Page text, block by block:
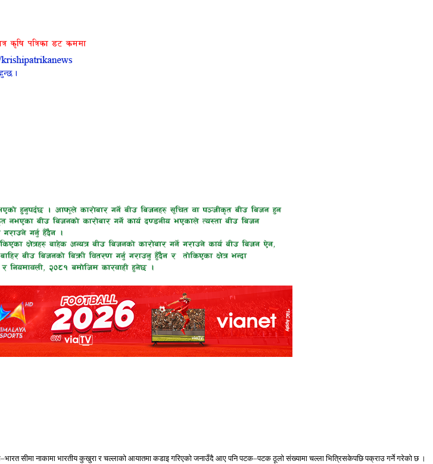
सीमा नाकामा भारतीय कुखुरा र चल्लाको आयातमा कडाइ गरिएको जनाउँदै आए पनि पटक–पटक ठूलो संख्यामा चल्ला भित्रिसकेपछि पक्राउ गर्ने गरेको छ ।